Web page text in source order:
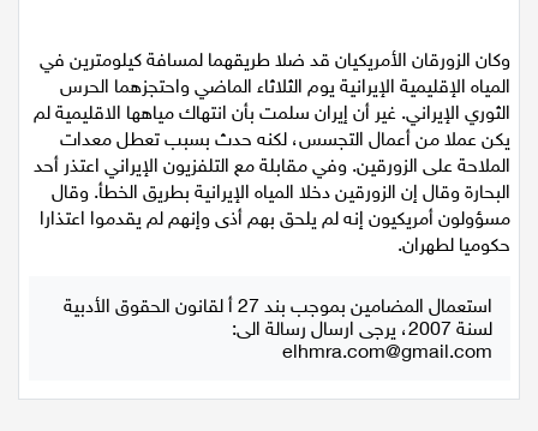
وكان الزورقان الأمريكيان قد ضلا طريقهما لمسافة كيلومترين في
المياه الإقليمية الإيرانية يوم الثلاثاء الماضي واحتجزهما الحرس
الثوري الإيراني. غير أن إيران سلمت بأن انتهاك مياهها الاقليمية لم
يكن عملا من أعمال التجسس، لكنه حدث بسبب تعطل معدات
الملاحة على الزورقين. وفي مقابلة مع التلفزيون الإيراني اعتذر أحد
البحارة وقال إن الزورقين دخلا المياه الإيرانية بطريق الخطأ. وقال
مسؤولون أمريكيون إنه لم يلحق بهم أذى وإنهم لم يقدموا اعتذارا
استعمال المضامين بموجب بند 27 أ لقانون الحقوق الأدبية
لسنة 2007، يرجى ارسال رسالة الى: